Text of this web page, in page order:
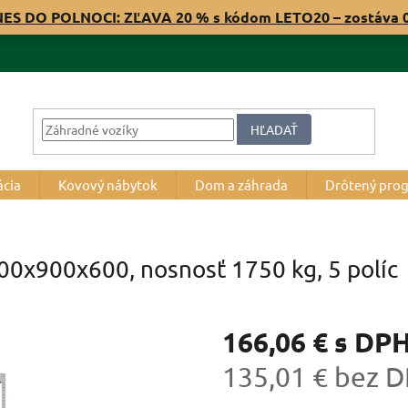
DO POLNOCI: ZĽAVA 20 % s kódom LETO20 – zostáva
HĽADAŤ
Kovový nábytok Dom a záhrada Drôtený
nosnosť 1750 kg, 5 políc
166,06 € s
135,01 € bez